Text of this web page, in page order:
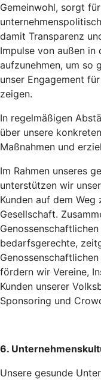
Gemeinwohl, sorgt
damit Transparenz
Impulse von außen
aufzunehmen, um so
unser Engagement
zeigen.
In regelmäßigen
über unsere
Maßnahmen und
Im Rahmen unseres
unterstützen wir
Kunden auf dem
Gesellschaft.
bedarfsgerechte,
fördern wir Vereine,
Kunden unserer
Sponsoring und
6.
Unsere gesunde